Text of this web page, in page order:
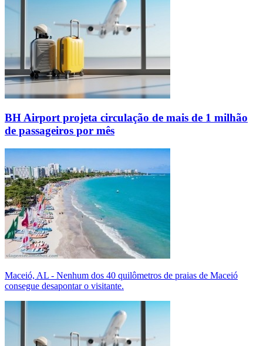
BH Airport projeta circulação de mais de 1 milhão
de passageiros por mês
Maceió, AL - Nenhum dos 40 quilômetros de praias de Maceió
consegue desapontar o visitante.